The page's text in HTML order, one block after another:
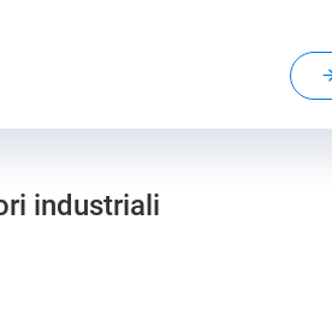
industriali